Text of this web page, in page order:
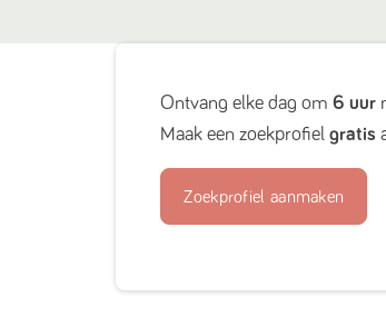
Ontvang elke dag om6 uur
Maak een zoekprofielgratis
Zoekprofiel aanmaken